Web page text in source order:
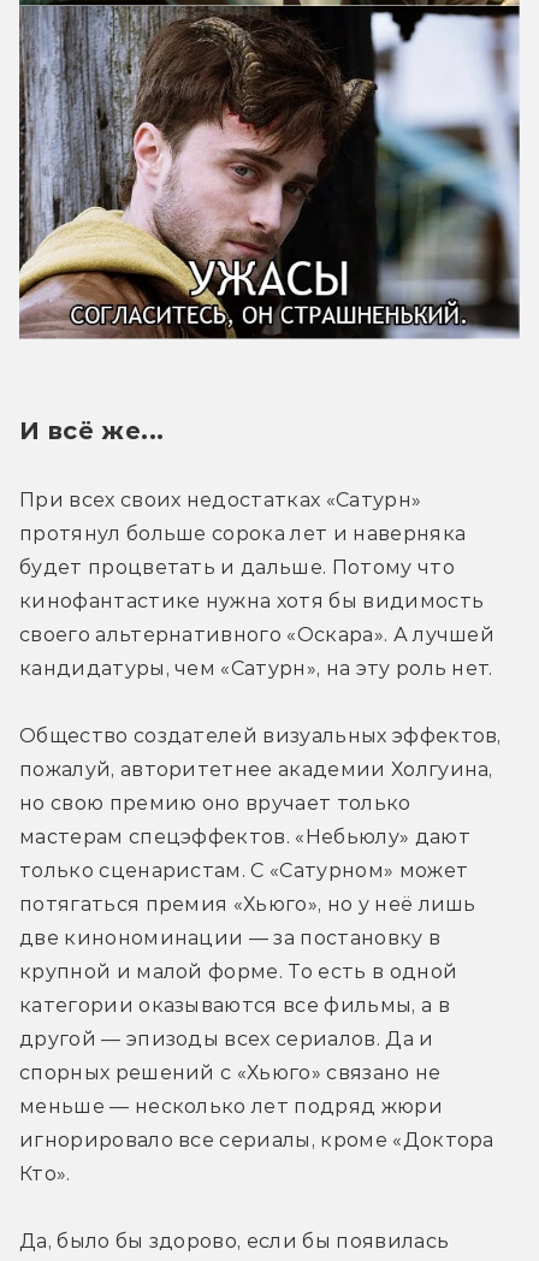
И всё же...
При всех своих недостатках «Сатурн»
протянул больше сорока лет и наверняка
будет процветать и дальше. Потому что
кинофантастике нужна хотя бы видимость
своего альтернативного «Оскара». А лучшей
кандидатуры, чем «Сатурн», на эту роль нет.
Общество создателей визуальных эффектов,
пожалуй, авторитетнее академии Холгуина,
но свою премию оно вручает только
мастерам спецэффектов. «Небьюлу» дают
только сценаристам. С «Сатурном» может
потягаться премия «Хьюго», но у неё лишь
две кинономинации — за постановку в
крупной и малой форме. То есть в одной
категории оказываются все фильмы, а в
другой — эпизоды всех сериалов. Да и
спорных решений с «Хьюго» связано не
меньше — несколько лет подряд жюри
игнорировало все сериалы, кроме «Доктора
Кто».
Да, было бы здорово, если бы появилась